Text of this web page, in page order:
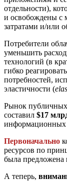
отдельности),
и освобождены с
затратами и/или
Потребители
уменьшить
технологий (в
гибко
потребностей,
эластичности (
Рынок
составил $17
информационных
Первоначально
ресурсов по
была предложена
А теперь,